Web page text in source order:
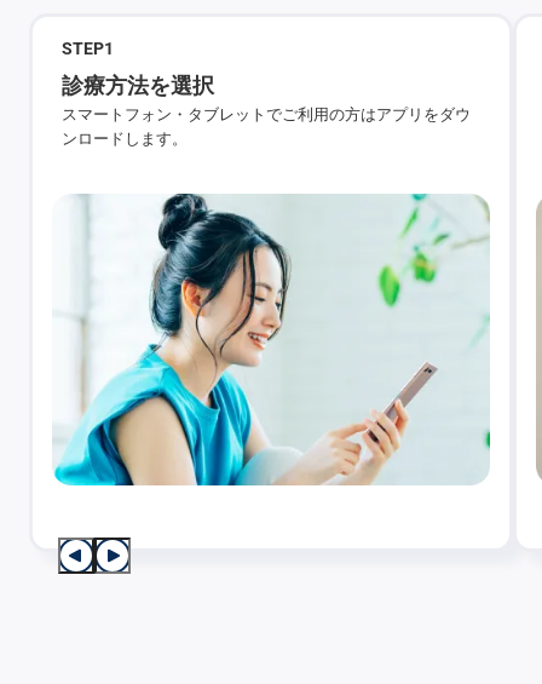
STEP1
診療方法を選択
スマートフォン・タブレットでご利用の方はアプリをダウ
ンロードします。